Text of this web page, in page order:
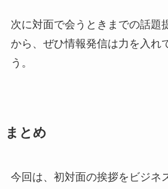
次に対面で会うときまでの話題
から、ぜひ情報発信は力を入れ
う。
まとめ
今回は、初対面の挨拶をビジネ